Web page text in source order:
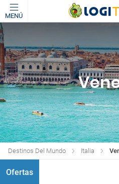
MENÚ
Italia
Destinos Del Mundo
Ofertas